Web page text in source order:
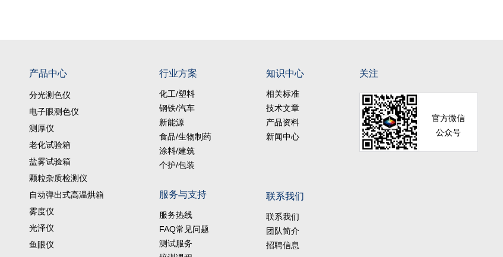
产品中心
分光测色仪
电子眼测色仪
测厚仪
老化试验箱
盐雾试验箱
颗粒杂质检测仪
自动弹出式高温烘箱
雾度仪
光泽仪
鱼眼仪
行业方案
化工/塑料
钢铁/汽车
新能源
食品/生物制药
涂料/建筑
个护/包装
服务与支持
服务热线
FAQ常见问题
测试服务
知识中心
相关标准
技术文章
产品资料
新闻中心
联系我们
联系我们
团队简介
招聘信息
关注
官方微信
公众号